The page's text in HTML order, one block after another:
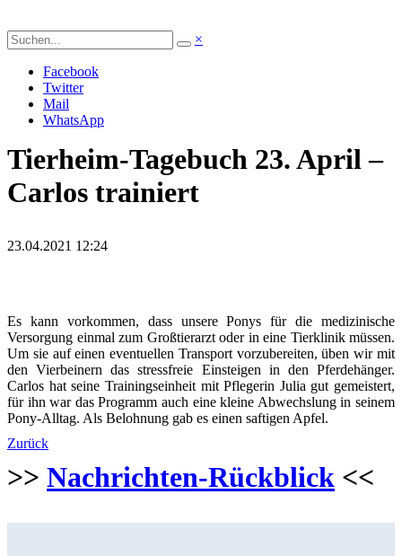
×
Facebook
Twitter
Mail
WhatsApp
Tierheim-Tagebuch 23. April –
Carlos trainiert
23.04.2021 12:24
Es kann vorkommen, dass unsere Ponys für die medizinische
Versorgung einmal zum Großtierarzt oder in eine Tierklinik müssen.
Um sie auf einen eventuellen Transport vorzubereiten, üben wir mit
den Vierbeinern das stressfreie Einsteigen in den Pferdehänger.
Carlos hat seine Trainingseinheit mit Pflegerin Julia gut gemeistert,
für ihn war das Programm auch eine kleine Abwechslung in seinem
Pony-Alltag. Als Belohnung gab es einen saftigen Apfel.
Zurück
>> Nachrichten-Rückblick <<